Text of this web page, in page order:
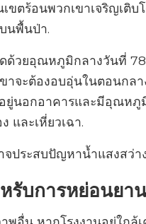
ขตร้อนพวกเขาเจริญเติ
นพื้นป่า.
ด้วยอุณหภูมิกลางวันที่
าจะต้องอบอุ่นในตอนกล
ยู่นอกอาคารและมีอุณหภู
และเหี่ยวเฉา.
ประสบปัญหาน้ำแสงสว่า
รับการหย่อนยา